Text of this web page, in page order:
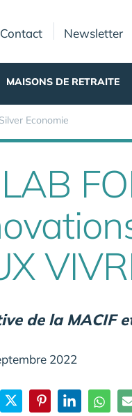
Contact Newsletter
MAISONS DE RETRAITE
Silver Economie
de la MACIF
2022